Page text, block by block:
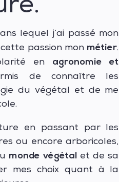
lequel j’ai passé mon
passion mon métier.
en agronomie et
de connaître les
du végétal et de me
en passant par les
ou encore arboricoles,
monde végétalet de sa
mes choix quant à la